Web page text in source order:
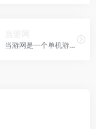
当游网是一个单机游戏下载基地，为广大玩家提供海量单机游戏、街机游戏、模拟器游戏及补丁工具下载，资源类型丰富多样。 海量游戏资源：提供大量单机游戏下载，涵盖多种类型和题材。街机及模拟器支持：收录街机游戏和模拟器资源，满足多元化需求。补丁工具下载：提供游戏补丁和辅助工具，帮助玩家优化体验。分类检索清晰：游戏分类明确，搜索方便，提高查找效率。 面向单机游戏玩家，特...